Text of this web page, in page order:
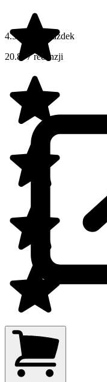
4.5 na 5 gwiazdek
20.877 recenzji